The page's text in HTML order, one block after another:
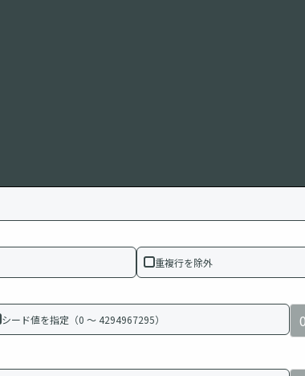
重複行を除外
シード値を指定（0 ～ 4294967295）